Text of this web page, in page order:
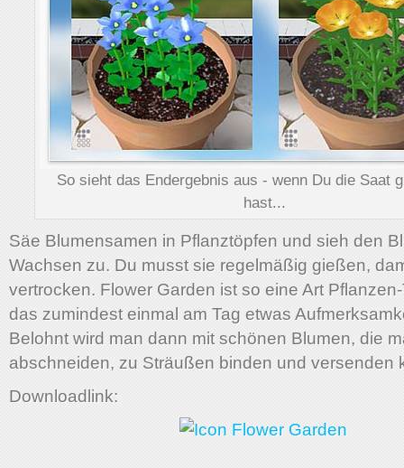
So sieht das Endergebnis aus - wenn Du die Saat
hast...
Säe Blumensamen in Pflanztöpfen und sieh den
Wachsen zu. Du musst sie regelmäßig gießen,
vertrocken. Flower Garden ist so eine Art
das zumindest einmal am Tag etwas
Belohnt wird man dann mit schönen Blumen, die
abschneiden, zu Sträußen binden und versenden
Downloadlink: